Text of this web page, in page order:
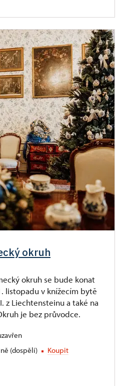
okruh
okruh se bude konat
listopadu v knížecím bytě
z Liechtensteinu a také na
je bez průvodce.
(dospělí)
Koupit